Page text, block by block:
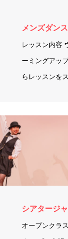
メンズダンス
レッスン内容
ーミングアッ
らレッスンをス
オープンクラ